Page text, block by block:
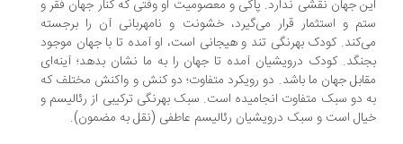
جهان نقشی ندارد. پاکی و معصومیت او وقتی که کنار جهان فقر و
و استثمار قرار می‌گیرد، خشونت و نامهربانی آن را برجسته
کودک بهرنگی تند و هیجانی است، او آمده تا با جهان موجود
کودک درویشیان آمده تا جهان را به ما نشان بدهد؛ آینه‌ای
جهان ما باشد. دو رویکرد متفاوت؛ دو کنش و واکنش مختلف که
دو سبک متفاوت انجامیده است. سبک بهرنگی ترکیبی از رئالیسم و
است و سبک درویشیان رئالیسم عاطفی (نقل به مضمون).